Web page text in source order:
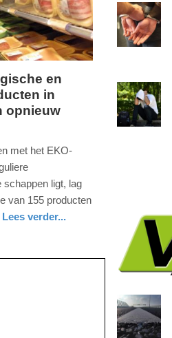
en
in
opnieuw
met het EKO-
ligt, lag
van 155 producten
Lees verder...